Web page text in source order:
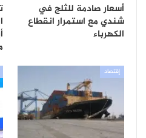
أسعار صادمة للثلج في
شندي مع استمرار انقطاع
الكهرباء
إقتصاد